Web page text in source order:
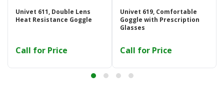
Univet 611, Double Lens
Heat Resistance Goggle
Call for Price
Univet 619, Comfortable
Goggle with Prescription
Glasses
Call for Price